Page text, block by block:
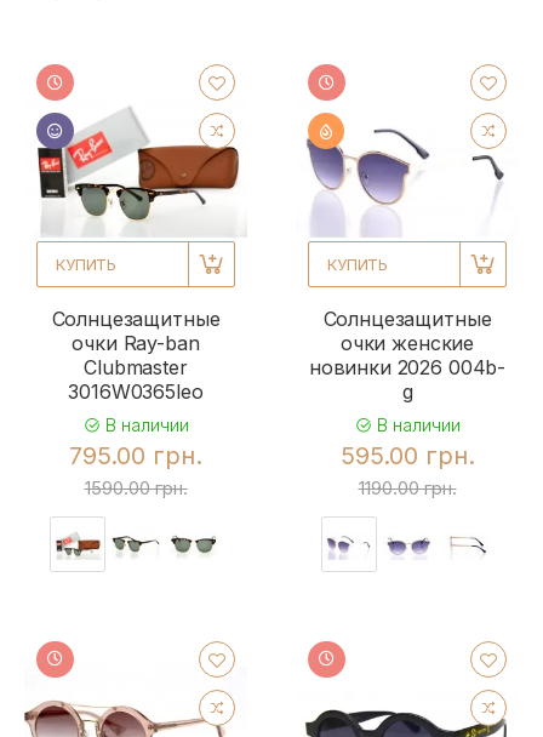
КУПИТЬ
Солнцезащитные
очки Ray-ban
Clubmaster
3016W0365leo
В наличии
795.00 грн.
1590.00 грн.
КУПИТЬ
Солнцезащитные
очки женские
новинки 2026 004b-
g
В наличии
595.00 грн.
1190.00 грн.